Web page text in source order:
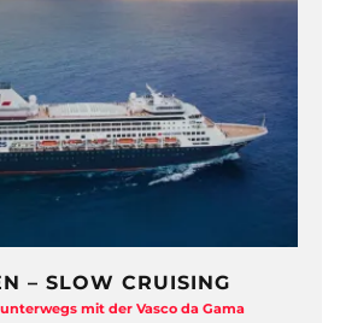
– SLOW CRUISING
mit der Vasco da Gama